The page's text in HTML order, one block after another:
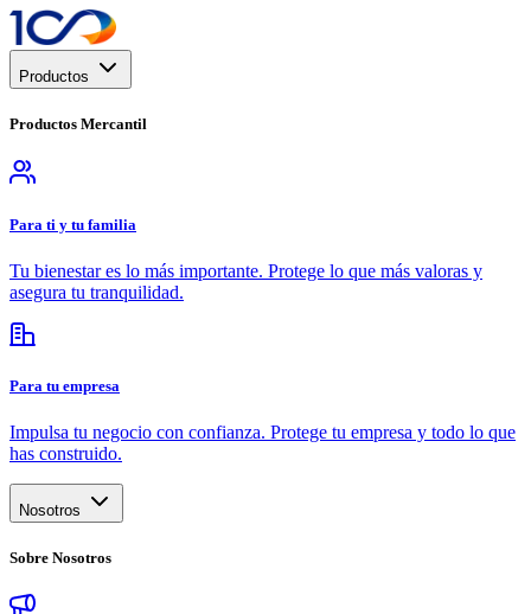
Productos
Productos Mercantil
Para ti y tu familia
Tu bienestar es lo más importante. Protege lo que más valoras y
asegura tu tranquilidad.
Para tu empresa
Impulsa tu negocio con confianza. Protege tu empresa y todo lo que
has construido.
Nosotros
Sobre Nosotros